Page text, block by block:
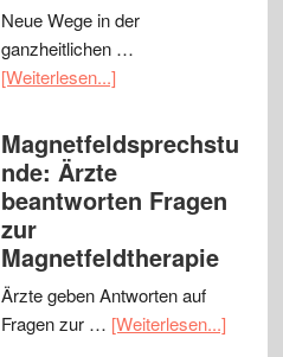
Neue Wege in der
ganzheitlichen …
[Weiterlesen...]
Magnetfeldsprechstu
nde: Ärzte
beantworten Fragen
zur
Magnetfeldtherapie
Ärzte geben Antworten auf
Fragen zur … [Weiterlesen...]